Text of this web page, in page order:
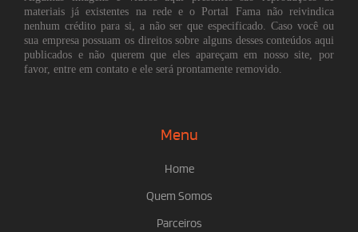
materiais já existentes na rede e o Portal Fama não reivindica
nenhum crédito para si, a não ser que especificado. Caso você ou
sua empresa possuam os direitos sobre alguns desses conteúdos aqui
publicados e não querem que eles apareçam em nosso site, por
favor, entre em contato e ele será prontamente removido.
Menu
Home
Quem Somos
Parceiros